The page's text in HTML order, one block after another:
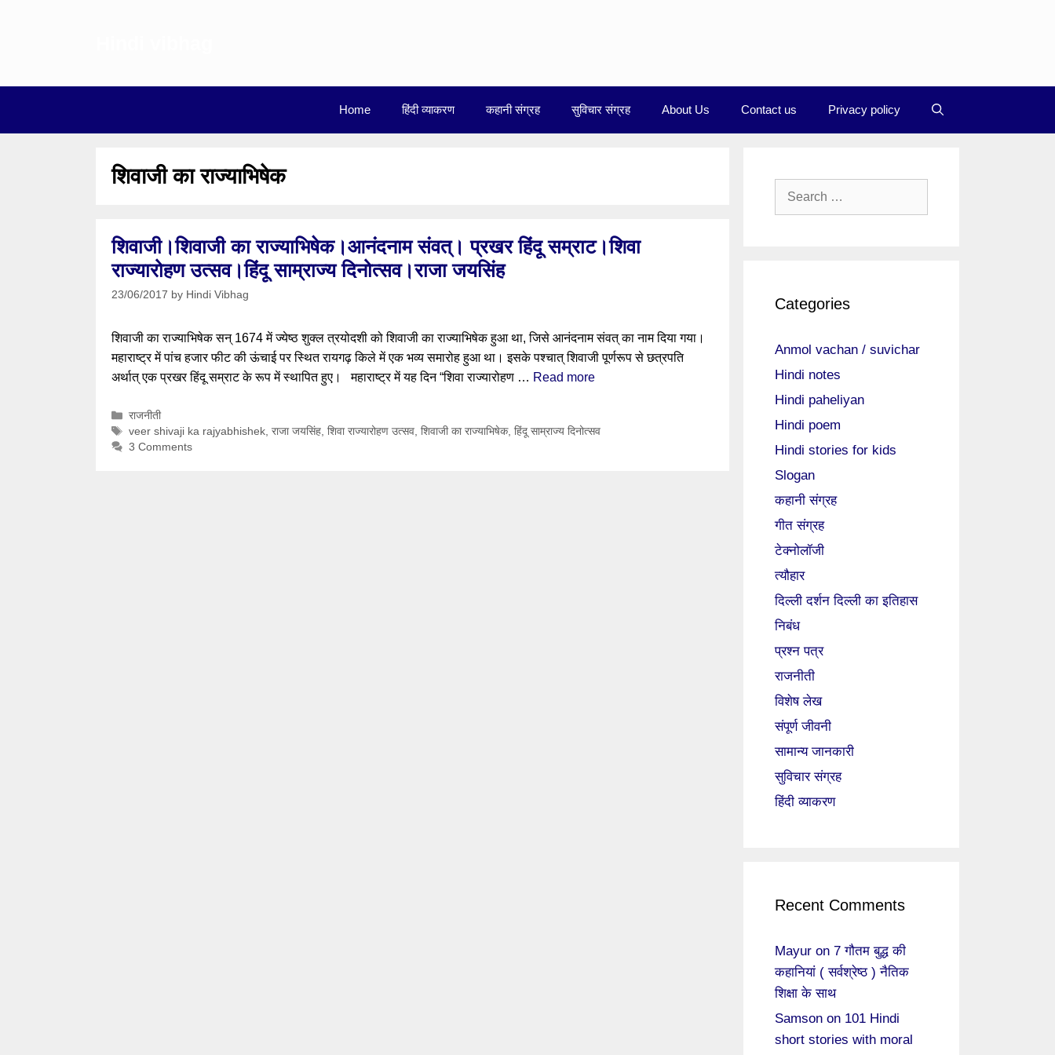
Home हिंदी व्याकरण कहानी संग्रह सुविचार संग्रह About Us Contact us Privacy policy
शिवाजी का राज्याभिषेक
शिवाजी।शिवाजी का राज्याभिषेक।आनंदनाम संवत्। प्रखर हिंदू सम्राट।शिवा
राज्यारोहण उत्सव।हिंदू साम्राज्य दिनोत्सव।राजा जयसिंह
23/06/2017 by Hindi Vibhag
शिवाजी का राज्याभिषेक सन् 1674 में ज्येष्ठ शुक्ल त्रयोदशी को शिवाजी का राज्याभिषेक हुआ था, जिसे आनंदनाम संवत् का नाम दिया गया।
महाराष्ट्र में पांच हजार फीट की ऊंचाई पर स्थित रायगढ़ किले में एक भव्य समारोह हुआ था। इसके पश्चात् शिवाजी पूर्णरूप से छत्रपति
अर्थात् एक प्रखर हिंदू सम्राट के रूप में स्थापित हुए। महाराष्ट्र में यह दिन “शिवा राज्यारोहण … Read more
Categories
राजनीती
Tags
veer shivaji ka rajyabhishek, राजा जयसिंह, शिवा राज्यारोहण उत्सव, शिवाजी का राज्याभिषेक, हिंदू साम्राज्य दिनोत्सव
3 Comments
Search
Categories
Anmol vachan / suvichar
Hindi notes
Hindi paheliyan
Hindi poem
Hindi stories for kids
Slogan
कहानी संग्रह
गीत संग्रह
टेक्नोलॉजी
त्यौहार
दिल्ली दर्शन दिल्ली का इतिहास
निबंध
प्रश्न पत्र
राजनीती
विशेष लेख
संपूर्ण जीवनी
सामान्य जानकारी
सुविचार संग्रह
हिंदी व्याकरण
Recent Comments
Mayur on 7 गौतम बुद्ध की
कहानियां ( सर्वश्रेष्ठ ) नैतिक
शिक्षा के साथ
Samson on 101 Hindi
short stories with moral